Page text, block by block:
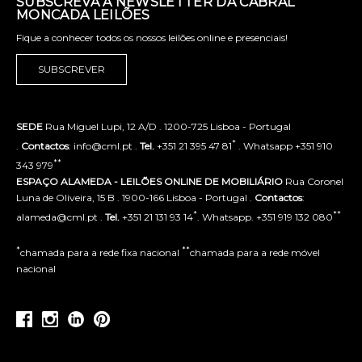
MONCADA LEILÕES
Fique a conhecer todos os nossos leilões online e presenciais!
SUBSCREVER
SEDE Rua Miguel Lupi, 12 A/D . 1200-725 Lisboa - Portugal
Contactos: info@cml.pt . Tel. +351 21 395 47 81* . Whatsapp +351 910
343 979**
ESPAÇO ALAMEDA - LEILÕES ONLINE DE MOBILIÁRIO Rua Coronel
Luna de Oliveira, 15 B . 1900-166 Lisboa - Portugal . Contactos:
alameda@cml.pt . Tel. +351 21 131 93 14* . Whatsapp. +351 919 132 080**
*chamada para a rede fixa nacional **chamada para a rede móvel
nacional